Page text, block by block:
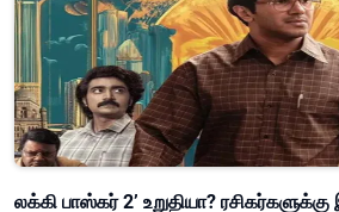
லக்கி பாஸ்கர் 2’ உறுதியா?